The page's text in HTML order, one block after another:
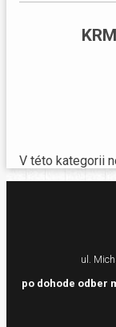
V této kategorii
ul.
po dohode odber